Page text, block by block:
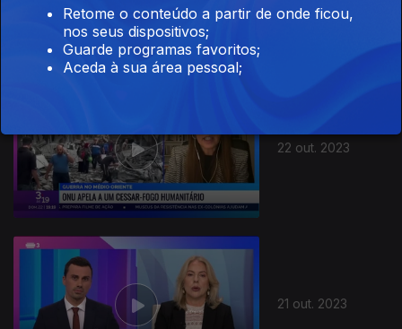
22 out. 2023
21 out. 2023
721898
Retome o conteúdo a partir de onde ficou,
nos seus dispositivos;
Guarde programas favoritos;
Aceda à sua área pessoal;